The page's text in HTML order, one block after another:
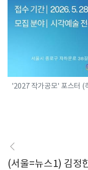
'2027 작가공모' 포스터 (
(서울=뉴스1) 김정